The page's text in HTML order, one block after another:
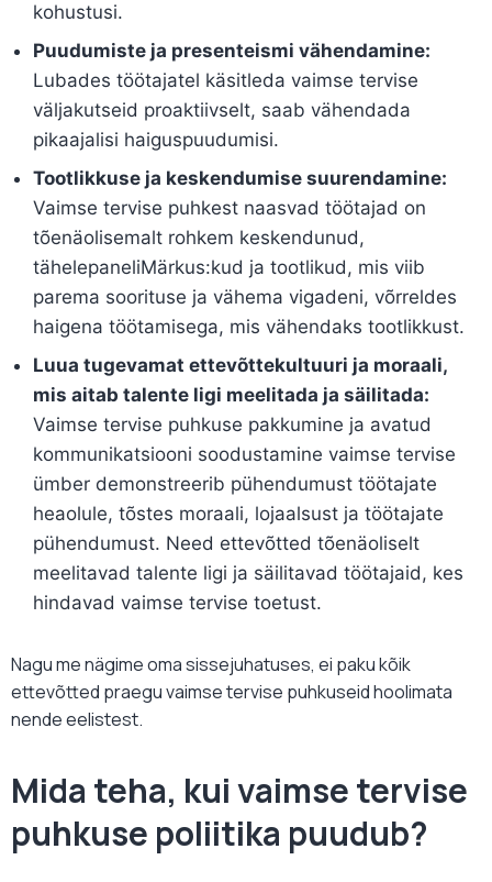
kohustusi.
Puudumiste ja presenteismi vähendamine:
Lubades töötajatel käsitleda vaimse tervise
väljakutseid proaktiivselt, saab vähendada
pikaajalisi haiguspuudumisi.
Tootlikkuse ja keskendumise suurendamine:
Vaimse tervise puhkest naasvad töötajad on
tõenäolisemalt rohkem keskendunud,
tähelepaneliMärkus:kud ja tootlikud, mis viib
parema soorituse ja vähema vigadeni, võrreldes
haigena töötamisega, mis vähendaks tootlikkust.
Luua tugevamat ettevõttekultuuri ja moraali,
mis aitab talente ligi meelitada ja säilitada:
Vaimse tervise puhkuse pakkumine ja avatud
kommunikatsiooni soodustamine vaimse tervise
ümber demonstreerib pühendumust töötajate
heaolule, tõstes moraali, lojaalsust ja töötajate
pühendumust. Need ettevõtted tõenäoliselt
meelitavad talente ligi ja säilitavad töötajaid, kes
hindavad vaimse tervise toetust.
Nagu me nägime oma sissejuhatuses, ei paku kõik
ettevõtted praegu vaimse tervise puhkuseid hoolimata
nende eelistest.
Mida teha, kui vaimse tervise
puhkuse poliitika puudub?